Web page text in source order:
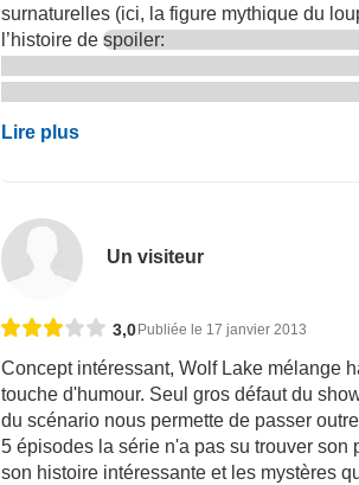
surnaturelles (ici, la figure mythique du
l’histoire de spoiler:
Lire plus
Un visiteur
3,0 Publiée le 17 janvier 2013
Concept intéressant, Wolf Lake mélange
touche d'humour. Seul gros défaut du
du scénario nous permette de passer
5 épisodes la série n'a pas su trouver
son histoire intéressante et les mystères